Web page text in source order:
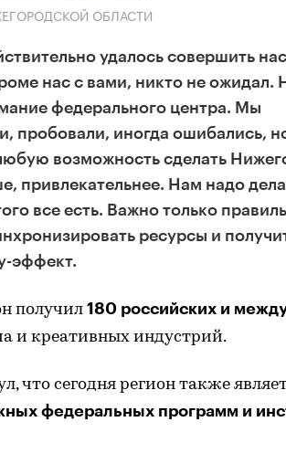
ОБЛАСТИ
удалось совершить
нас с вами, никто не ожидал.
федерального центра. Мы
пробовали, иногда ошибались,
возможность сделать
привлекательнее. Нам надо
все есть. Важно только
ресурсы и
эффект.
получил 180 российских и
и креативных индустрий.
что сегодня регион также
федеральных программ и